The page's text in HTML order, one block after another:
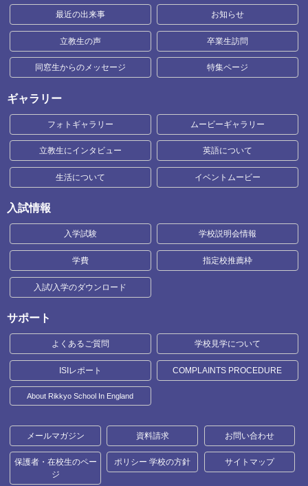
最近の出来事 お知らせ
立教生の声 卒業生訪問
同窓生からのメッセージ 特集ページ
ギャラリー
フォトギャラリー ムービーギャラリー
立教生にインタビュー 英語について
生活について イベントムービー
入試情報
入学試験 学校説明会情報
学費 指定校推薦枠
入試/入学のダウンロード
サポート
よくあるご質問 学校見学について
ISIレポート COMPLAINTS PROCEDURE
About Rikkyo School In England
メールマガジン 資料請求 お問い合わせ
保護者・在校生のペー
ジ
ポリシー 学校の方針 サイトマップ